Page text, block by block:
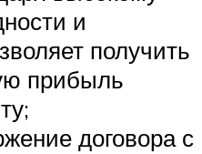
и
получить
прибыль
договора с